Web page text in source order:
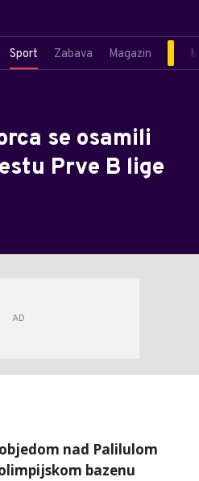
Sport Zabava Magazin
se osamili
Prve B lige
nad Palilulom
bazenu